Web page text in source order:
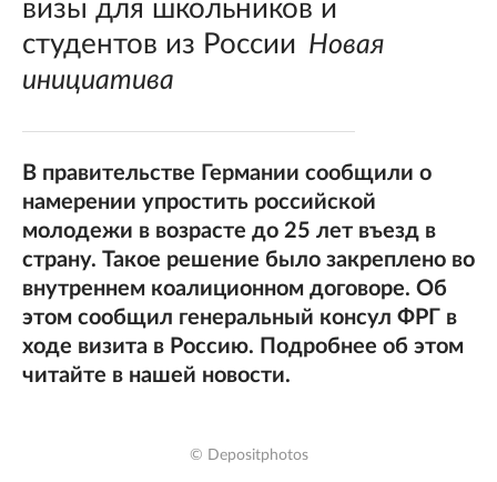
визы для школьников и
студентов из России Новая
инициатива
В правительстве Германии сообщили о
намерении упростить российской
молодежи в возрасте до 25 лет въезд в
страну. Такое решение было закреплено во
внутреннем коалиционном договоре. Об
этом сообщил генеральный консул ФРГ в
ходе визита в Россию. Подробнее об этом
читайте в нашей новости.
© Depositphotos